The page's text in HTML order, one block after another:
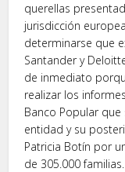
querellas
jurisdicción
determinarse que
Santander y
de inmediato
realizar los
Banco Popular
entidad y su
Patricia Botín por
de 305.000 familias.